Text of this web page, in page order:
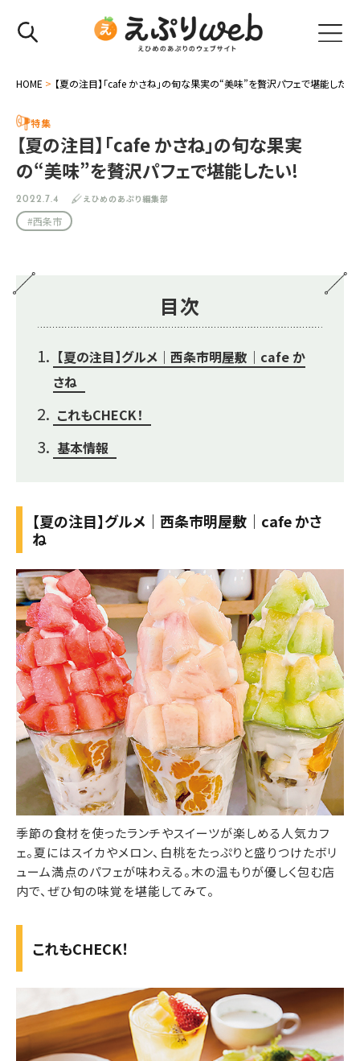
HOME > 【夏の注目】「cafe かさね」の旬な果実の“美味”を贅沢パフェで堪能したい!
特集
【夏の注目】「cafe かさね」の旬な果実
の“美味”を贅沢パフェで堪能したい!
2022.7.4 えひめのあぷり編集部
#西条市
目次
【夏の注目】グルメ｜西条市明屋敷｜cafe か
さね
これもCHECK！
基本情報
【夏の注目】グルメ｜西条市明屋敷｜cafe かさ
ね
季節の食材を使ったランチやスイーツが楽しめる人気カフ
ェ。夏にはスイカやメロン、白桃をたっぷりと盛りつけたボリ
ューム満点のパフェが味わえる。木の温もりが優しく包む店
内で、ぜひ旬の味覚を堪能してみて。
これもCHECK！